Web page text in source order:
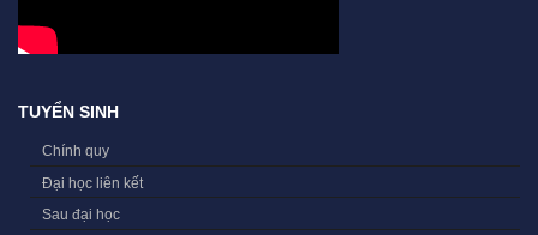
TUYỂN SINH
Chính quy
Đại học liên kết
Sau đại học